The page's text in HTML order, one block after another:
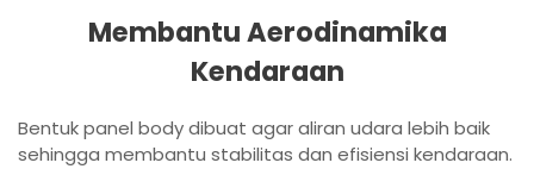
Membantu Aerodinamika
Kendaraan
Bentuk panel body dibuat agar aliran udara lebih baik
sehingga membantu stabilitas dan efisiensi kendaraan.